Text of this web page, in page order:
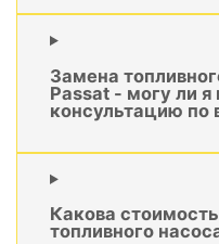
Замена
Passat - могу ли я
консультацию по
Какова
топливного